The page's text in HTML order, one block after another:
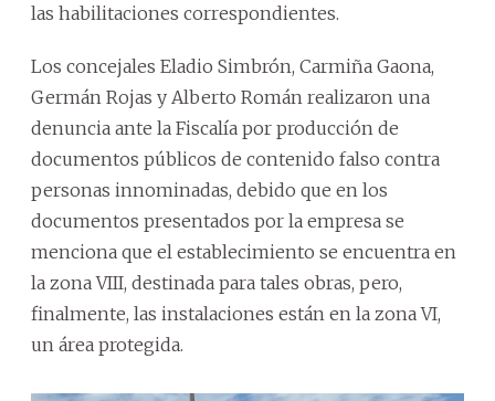
las habilitaciones correspondientes.
Los concejales Eladio Simbrón, Carmiña Gaona,
Germán Rojas y Alberto Román realizaron una
denuncia ante la Fiscalía por producción de
documentos públicos de contenido falso contra
personas innominadas, debido que en los
documentos presentados por la empresa se
menciona que el establecimiento se encuentra en
la zona VIII, destinada para tales obras, pero,
finalmente, las instalaciones están en la zona VI,
un área protegida.